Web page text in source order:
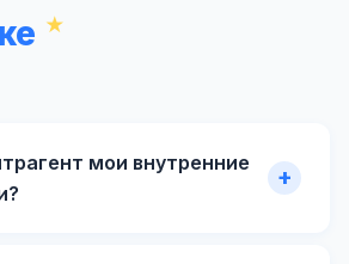
мои внутренние